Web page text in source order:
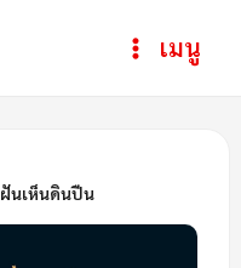
Mainเมนู
ฝันเห็นดินปืน